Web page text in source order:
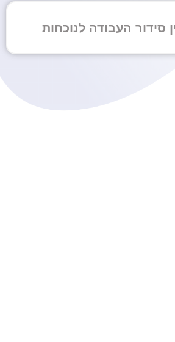
סידור העבודה לנוכחות